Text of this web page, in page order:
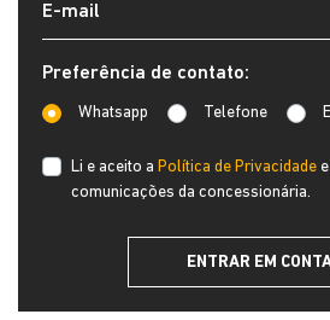
Preferência de contato:
Whatsapp Telefone
Li e aceito a Política de Privacidade
comunicações da concessionária.
ENTRAR EM